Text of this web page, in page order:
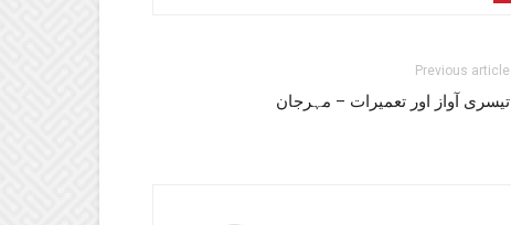
Previous article
تیسری آواز اور تعمیرات – مہرجان